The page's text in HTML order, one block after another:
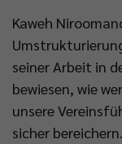
Kaweh
seiner Arbeit in
bewiesen, wie
unsere
sicher